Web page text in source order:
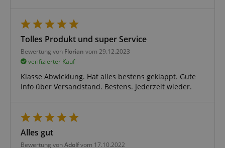
Tolles Produkt und super Service
Bewertung von Florian vom 29.12.2023
verifizierter Kauf
Klasse Abwicklung. Hat alles bestens geklappt. Gute
Info über Versandstand. Bestens. Jederzeit wieder.
Alles gut
Bewertung vonAdolfvom 17.10.2022